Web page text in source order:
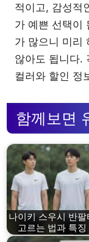
적이고, 감성적
가 예쁜 선택이
가 많으니 미리
않아도 됩니다.
컬러와 할인 정
함께보면
나이키 스우시 반팔
고르는 법과 특징